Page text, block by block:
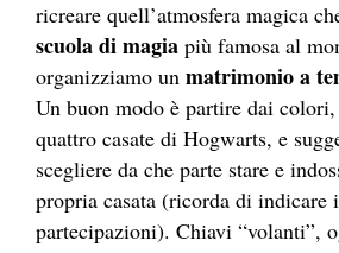
ricreare quell’atmosfera magica
scuola di magia più famosa al
organizziamo un matrimonio a
Un buon modo è partire dai
quattro casate di Hogwarts, e
scegliere da che parte stare e
propria casata (ricorda di indicare
partecipazioni). Chiavi “volanti”,